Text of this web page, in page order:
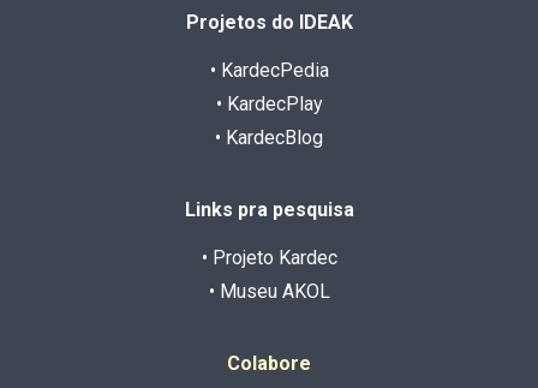
Projetos do IDEAK
• KardecPedia
• KardecPlay
• KardecBlog
Links pra pesquisa
• Projeto Kardec
• Museu AKOL
Colabore